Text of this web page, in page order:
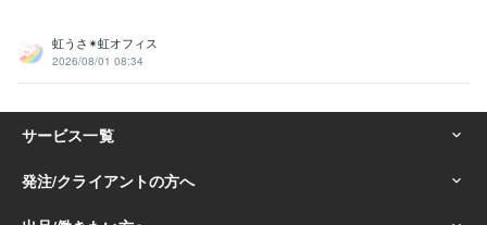
虹うさ✴︎虹オフィス
2026/08/01 08:34